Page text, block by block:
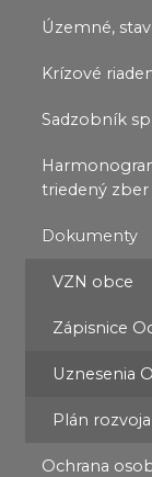
Územné,
Krízové
Sadzobník
triedený
Dokumenty
VZN obce
Zápisnice
Uznesenia
Plán
Ochrana